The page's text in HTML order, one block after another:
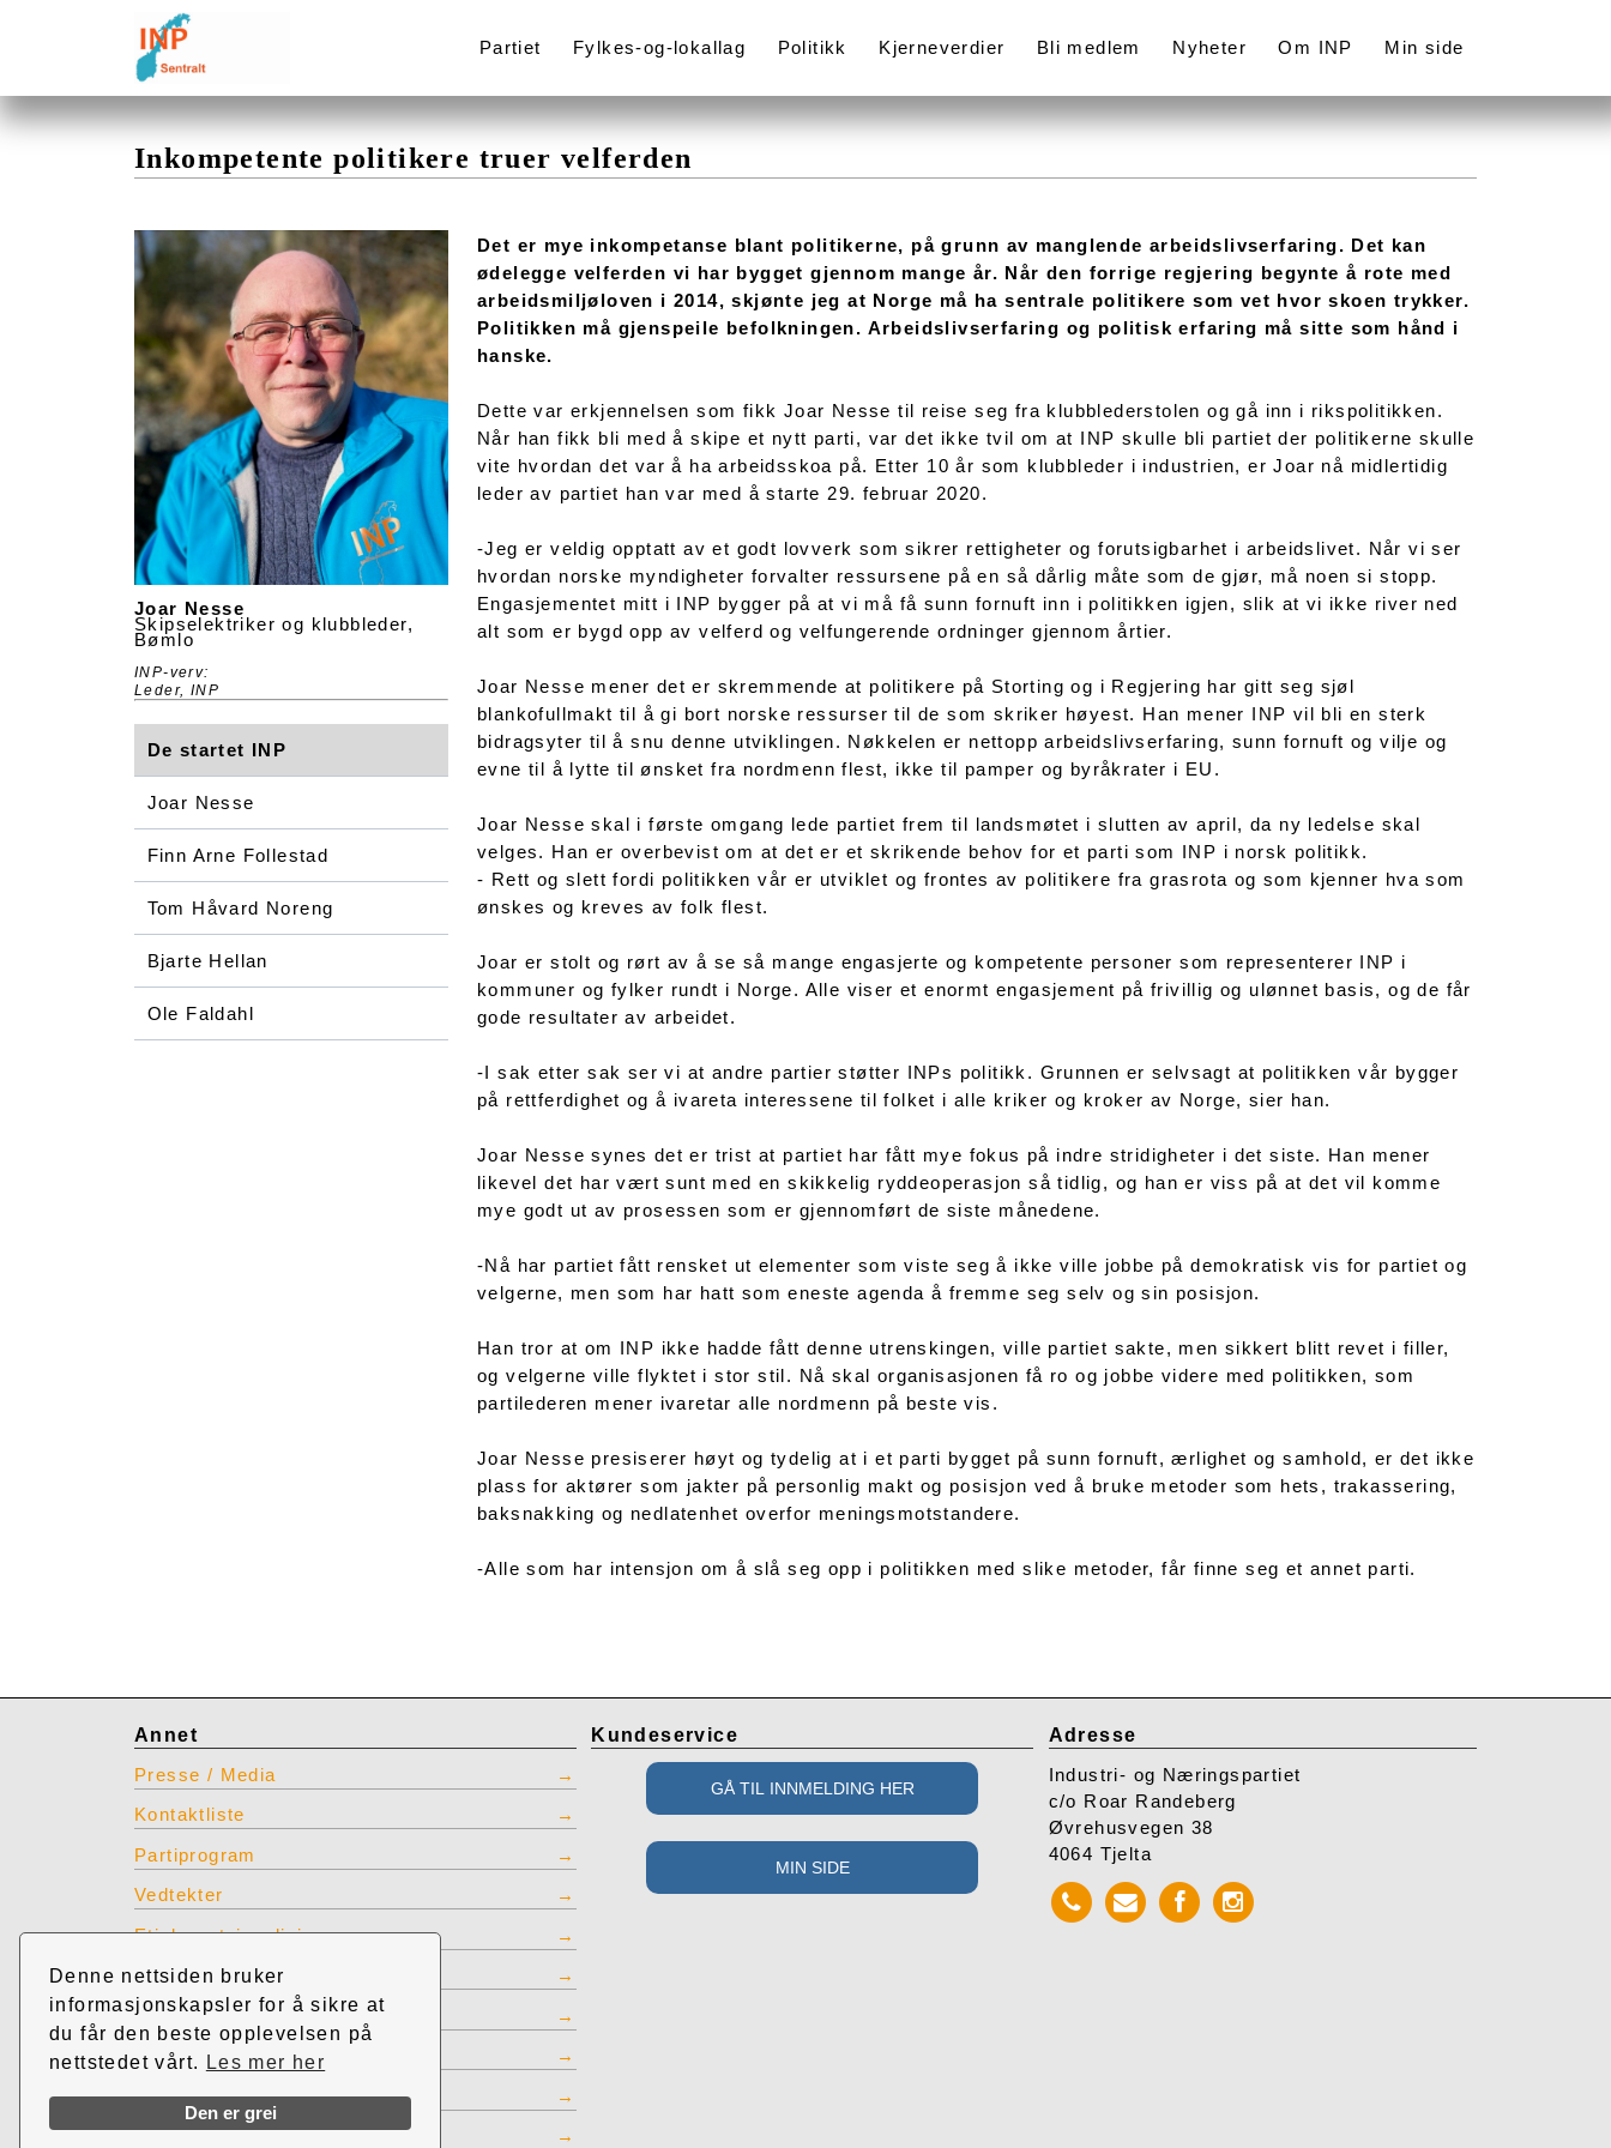
Denne nettsiden bruker
informasjonskapsler for å sikre at
du får den beste opplevelsen på
nettstedet vårt.
Les mer her
Den er grei
Partiet Fylkes-og-lokallag Politikk Kjerneverdier Bli medlem Nyheter Om INP Min side
Inkompetente politikere truer velferden
Joar Nesse
Skipselektriker og klubbleder,
Bømlo
INP-verv:
Leder, INP
De startet INP
Joar Nesse
Finn Arne Follestad
Tom Håvard Noreng
Bjarte Hellan
Ole Faldahl
Det er mye inkompetanse blant politikerne, på grunn av manglende arbeidslivserfaring. Det kan
ødelegge velferden vi har bygget gjennom mange år. Når den forrige regjering begynte å rote med
arbeidsmiljøloven i 2014, skjønte jeg at Norge må ha sentrale politikere som vet hvor skoen trykker.
Politikken må gjenspeile befolkningen. Arbeidslivserfaring og politisk erfaring må sitte som hånd i
hanske.
Dette var erkjennelsen som fikk Joar Nesse til reise seg fra klubblederstolen og gå inn i rikspolitikken.
Når han fikk bli med å skipe et nytt parti, var det ikke tvil om at INP skulle bli partiet der politikerne skulle
vite hvordan det var å ha arbeidsskoa på. Etter 10 år som klubbleder i industrien, er Joar nå midlertidig
leder av partiet han var med å starte 29. februar 2020.
-Jeg er veldig opptatt av et godt lovverk som sikrer rettigheter og forutsigbarhet i arbeidslivet. Når vi ser
hvordan norske myndigheter forvalter ressursene på en så dårlig måte som de gjør, må noen si stopp.
Engasjementet mitt i INP bygger på at vi må få sunn fornuft inn i politikken igjen, slik at vi ikke river ned
alt som er bygd opp av velferd og velfungerende ordninger gjennom årtier.
Joar Nesse mener det er skremmende at politikere på Storting og i Regjering har gitt seg sjøl
blankofullmakt til å gi bort norske ressurser til de som skriker høyest. Han mener INP vil bli en sterk
bidragsyter til å snu denne utviklingen. Nøkkelen er nettopp arbeidslivserfaring, sunn fornuft og vilje og
evne til å lytte til ønsket fra nordmenn flest, ikke til pamper og byråkrater i EU.
Joar Nesse skal i første omgang lede partiet frem til landsmøtet i slutten av april, da ny ledelse skal
velges. Han er overbevist om at det er et skrikende behov for et parti som INP i norsk politikk.
- Rett og slett fordi politikken vår er utviklet og frontes av politikere fra grasrota og som kjenner hva som
ønskes og kreves av folk flest.
Joar er stolt og rørt av å se så mange engasjerte og kompetente personer som representerer INP i
kommuner og fylker rundt i Norge. Alle viser et enormt engasjement på frivillig og ulønnet basis, og de får
gode resultater av arbeidet.
-I sak etter sak ser vi at andre partier støtter INPs politikk. Grunnen er selvsagt at politikken vår bygger
på rettferdighet og å ivareta interessene til folket i alle kriker og kroker av Norge, sier han.
Joar Nesse synes det er trist at partiet har fått mye fokus på indre stridigheter i det siste. Han mener
likevel det har vært sunt med en skikkelig ryddeoperasjon så tidlig, og han er viss på at det vil komme
mye godt ut av prosessen som er gjennomført de siste månedene.
-Nå har partiet fått rensket ut elementer som viste seg å ikke ville jobbe på demokratisk vis for partiet og
velgerne, men som har hatt som eneste agenda å fremme seg selv og sin posisjon.
Han tror at om INP ikke hadde fått denne utrenskingen, ville partiet sakte, men sikkert blitt revet i filler,
og velgerne ville flyktet i stor stil. Nå skal organisasjonen få ro og jobbe videre med politikken, som
partilederen mener ivaretar alle nordmenn på beste vis.
Joar Nesse presiserer høyt og tydelig at i et parti bygget på sunn fornuft, ærlighet og samhold, er det ikke
plass for aktører som jakter på personlig makt og posisjon ved å bruke metoder som hets, trakassering,
baksnakking og nedlatenhet overfor meningsmotstandere.
-Alle som har intensjon om å slå seg opp i politikken med slike metoder, får finne seg et annet parti.
Annet
Presse / Media
Kontaktliste
Partiprogram
Vedtekter
Etiske retningslinjer
INP produkter for bestilling
Restlager INP effekter
Vis tidligere nettsted INP
TIllitsverv INP
Admin INP
Kundeservice Adresse
Industri- og Næringspartiet
c/o Roar Randeberg
Øvrehusvegen 38
4064 Tjelta
Call
INP
Send
mail
Facebook
INP